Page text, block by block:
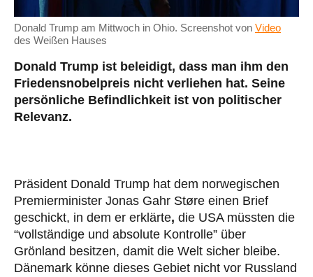
Donald Trump am Mittwoch in Ohio. Screenshot von Video
des Weißen Hauses
Donald Trump ist beleidigt, dass man ihm den
Friedensnobelpreis nicht verliehen hat. Seine
persönliche Befindlichkeit ist von politischer
Relevanz.
Präsident Donald Trump hat dem norwegischen
Premierminister Jonas Gahr Støre einen Brief
geschickt, in dem er erklärte, die USA müssten die
“vollständige und absolute Kontrolle” über
Grönland besitzen, damit die Welt sicher bleibe.
Dänemark könne dieses Gebiet nicht vor Russland